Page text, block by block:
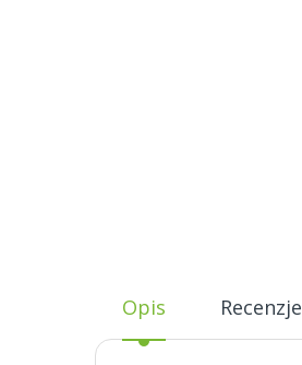
Opis Recenzje